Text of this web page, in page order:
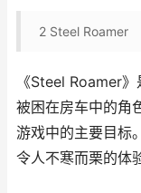
2 Steel Roamer
《Steel Roamer
被困在房车中的角
游戏中的主要目标
令人不寒而栗的体